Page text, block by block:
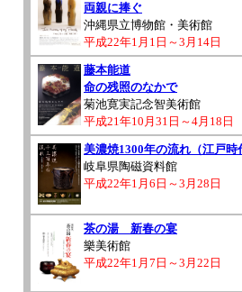
両親に捧ぐ
沖縄県立博物館・美術館
平成22年1月1日～3月14日
藤本能道
命の残照のなかで
菊池寛実記念智美術館
平成21年10月31日～4月18日
美濃焼1300年の流れ（江戸時
岐阜県陶磁資料館
平成22年1月6日～3月28日
茶の湯 新春の宴
樂美術館
平成22年1月7日～3月22日